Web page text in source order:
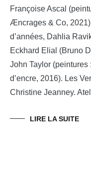
Françoise Ascal
Æncrages & Co,
d’années, Dahlia
Eckhard Elial (Bruno
John Taylor
d’encre, 2016). Les
Christine Jeanney.
LIRE LA SUITE